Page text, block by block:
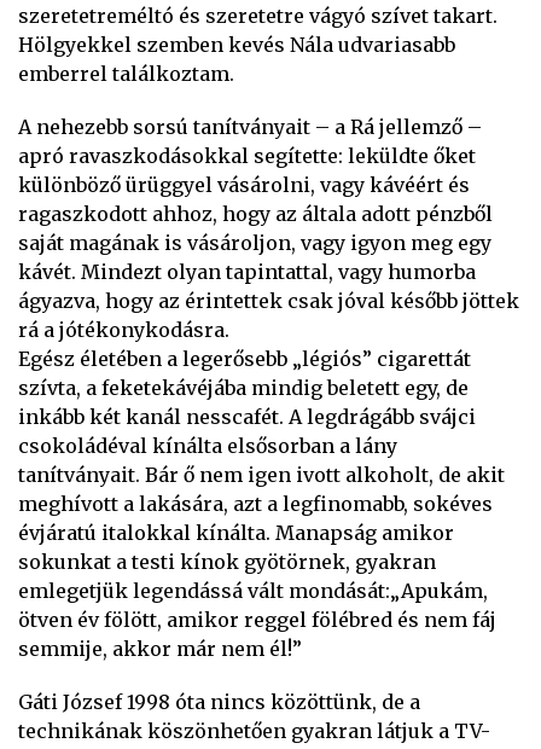
szeretetreméltó és szeretetre vágyó szívet takart.
Hölgyekkel szemben kevés Nála udvariasabb
emberrel találkoztam.
A nehezebb sorsú tanítványait – a Rá jellemző –
apró ravaszkodásokkal segítette: leküldte őket
különböző ürüggyel vásárolni, vagy kávéért és
ragaszkodott ahhoz, hogy az általa adott pénzből
saját magának is vásároljon, vagy igyon meg egy
kávét. Mindezt olyan tapintattal, vagy humorba
ágyazva, hogy az érintettek csak jóval később jöttek
rá a jótékonykodásra.
Egész életében a legerősebb „légiós” cigarettát
szívta, a feketekávéjába mindig beletett egy, de
inkább két kanál nesscafét. A legdrágább svájci
csokoládéval kínálta elsősorban a lány
tanítványait. Bár ő nem igen ivott alkoholt, de akit
meghívott a lakására, azt a legfinomabb, sokéves
évjáratú italokkal kínálta. Manapság amikor
sokunkat a testi kínok gyötörnek, gyakran
emlegetjük legendássá vált mondását:„Apukám,
ötven év fölött, amikor reggel fölébred és nem fáj
semmije, akkor már nem él!”
Gáti József 1998 óta nincs közöttünk, de a
technikának köszönhetően gyakran látjuk a TV-